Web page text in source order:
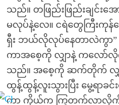
သည်။ တဖြည်းဖြည်းချင်
မလုပ်နဲ့လေ။ ငရဲတွေကြီးကု
ရှီး ဘယ်လိုလုပ်နေတာလဲကွာ”
ကာအစေ့ကို လျှာနဲ့ ကလော်
သည်။ အစေ့ကို ဆက်တိုက် လ
ထွန့်ထွန့်လူးသွားပြီး မွေ့ရာ
ကာ ကိုယ်က ကြွတက်လာလိုက်